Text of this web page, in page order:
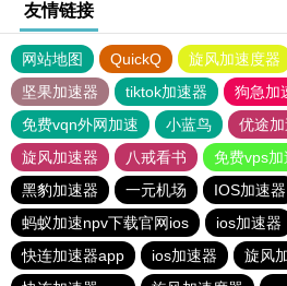
友情链接
网站地图 QuickQ 旋风加速度器
坚果加速器
tiktok加速器
狗急加
免费vqn外网加速
小蓝鸟 优途
旋风加速器
八戒看书
免费vps
黑豹加速器
一元机场 IOS加速器
蚂蚁加速npv下载官网ios
ios加速器
快连加速器app
ios加速器 旋风